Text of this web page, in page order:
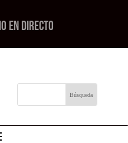
EN DIRECTO